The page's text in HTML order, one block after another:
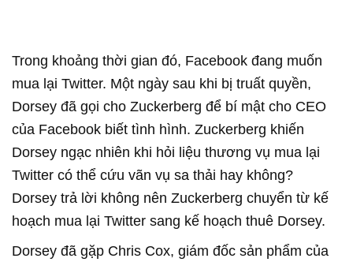
Trong khoảng thời gian đó, Facebook đang muốn
mua lại Twitter. Một ngày sau khi bị truất quyền,
Dorsey đã gọi cho Zuckerberg để bí mật cho CEO
của Facebook biết tình hình. Zuckerberg khiến
Dorsey ngạc nhiên khi hỏi liệu thương vụ mua lại
Twitter có thể cứu vãn vụ sa thải hay không?
Dorsey trả lời không nên Zuckerberg chuyển từ kế
hoạch mua lại Twitter sang kế hoạch thuê Dorsey.
Dorsey đã gặp Chris Cox, giám đốc sản phẩm của